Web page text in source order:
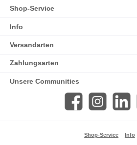
Shop-Service
Info
Versandarten
Zahlungsarten
Unsere Communities
Facebook Instagram LinkedIn
Shop-Service Info